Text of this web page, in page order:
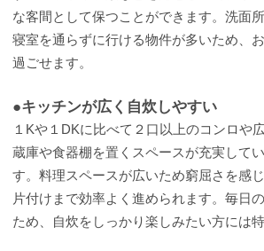
な客間として保つことができます。洗面
寝室を通らずに行ける物件が多いため、
過ごせます。
●キッチンが広く自炊しやすい
１Kや１DKに比べて２口以上のコンロや
蔵庫や食器棚を置くスペースが充実して
す。料理スペースが広いため窮屈さを感
片付けまで効率よく進められます。毎日
ため、自炊をしっかり楽しみたい方には